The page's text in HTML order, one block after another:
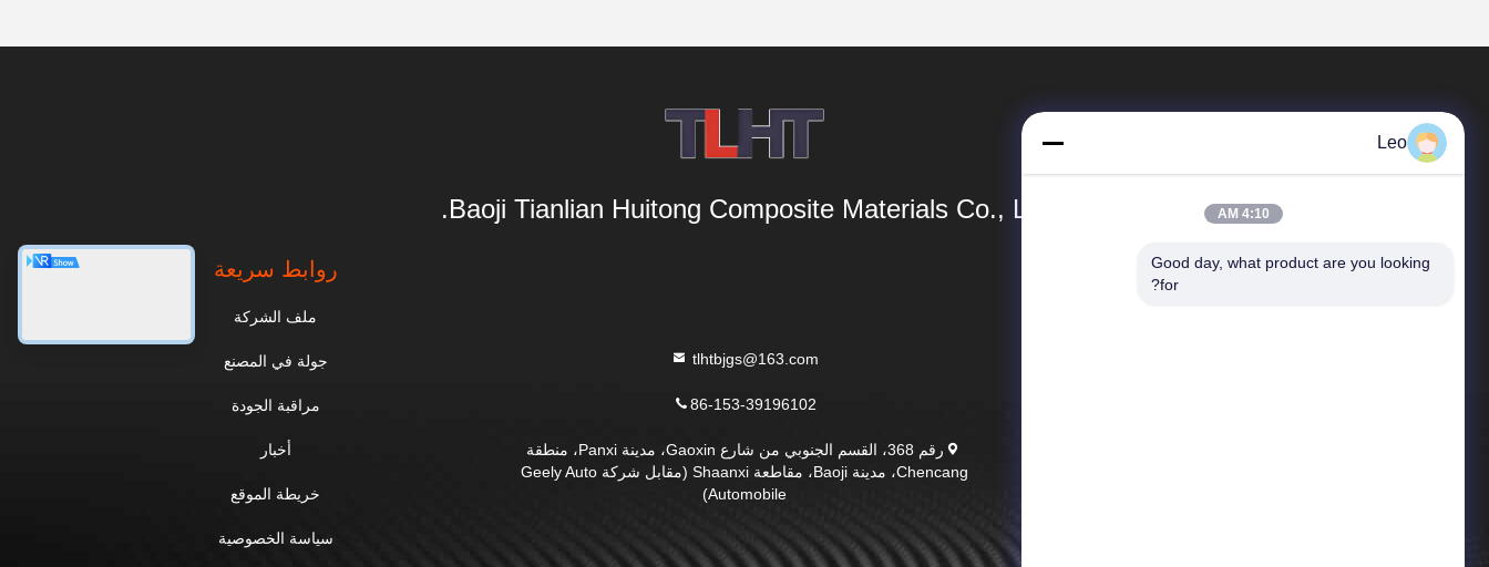
Baoji Tianlian Huitong Composite Materials Co., Ltd.
المنتجات
tlhtbjgs@163.com
86-153-39196102
رقم 368، القسم الجنوبي من شارع Gaoxin، مدينة Panxi، منطقة
Chencang، مدينة Baoji، مقاطعة Shaanxi (مقابل شركة Geely Auto
Automobile)
روابط سريعة
ملف الشركة
جولة في المصنع
مراقبة الجودة
أخبار
خريطة الموقع
سياسة الخصوصية
Leo
4:10 AM
Good day, what product are you looking
for?